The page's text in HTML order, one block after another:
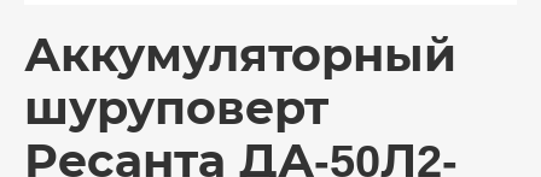
Аккумуляторный
шуруповерт
Ресанта ДА-50Л2-